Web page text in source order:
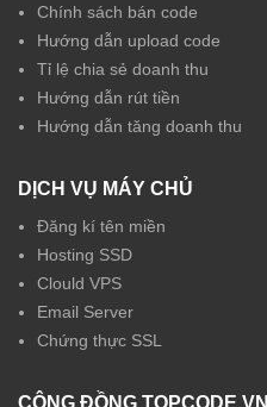
Chính sách bán code
Hướng dẫn upload code
Tỉ lệ chia sẻ doanh thu
Hướng dẫn rút tiền
Hướng dẫn tăng doanh thu
DỊCH VỤ MÁY CHỦ
Đăng kí tên miền
Hosting SSD
Clould VPS
Email Server
Chứng thực SSL
CỘNG ĐỒNG TOPCODE.VN